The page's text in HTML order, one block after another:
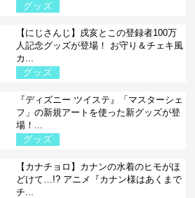
グッズ
【にじさんじ】戌亥とこの登録者100万
人記念グッズが登場！ お守り＆チェキ風
カ...
グッズ
『ディズニー ツイステ』「マスターシェ
フ」の新規アートを使った新グッズが登
場！...
グッズ
【カナチョロ】カナンの水着のヒモがほ
どけて…!? アニメ『カナン様はあくまで
チ...